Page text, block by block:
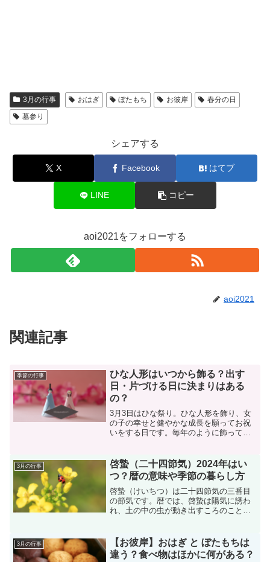
3月の行事 おはぎ ぼたもち お彼岸
春分の日
墓参り
シェアする
X Facebook はてブ
LINE コピー
aoi2021をフォローする
aoi2021
関連記事
季節の行事
ひな人形はいつから飾る？出す
日・片づける日に決まりはある
の？
3月3日はひな祭り。ひな人形を飾り、女
の子の幸せと健やかな成長を願ってお祝
いをする日です。毎年のように飾ってい
ます。出す日や片づける日には特に決ま
りがありません。
3月の行事
啓蟄（二十四節気）2024年はい
つ？暦の意味や季節の暮らし方
啓蟄（けいちつ）は二十四節気の三番目
の節気です。暦では、啓蟄は陽気に誘わ
れ、土の中の虫が動き出すころのこと。
菜も旬を迎えます。新玉ねぎは生で。鰆
も春の魚です。
3月の行事
【お彼岸】おはぎ と ぼたもちは
違う？食べ物はほかに何がある？